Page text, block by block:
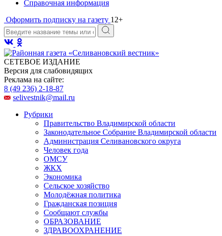
Справочная информация
Оформить подписку на газету 12+
СЕТЕВОЕ ИЗДАНИЕ
Версия для слабовидящих
Реклама на сайте:
8 (49 236) 2-18-87
selivestnik@mail.ru
Рубрики
Правительство Владимирской области
Законодательное Собрание Владимирской области
Администрация Селивановского округа
Человек года
ОМСУ
ЖКХ
Экономика
Сельское хозяйство
Молодёжная политика
Гражданская позиция
Сообщают службы
ОБРАЗОВАНИЕ
ЗДРАВООХРАНЕНИЕ